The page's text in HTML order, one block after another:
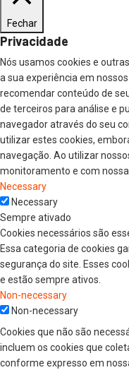
Fechar
Privacidade
Nós usamos cookies e
a sua experiência em
recomendar conteúdo de
de terceiros para análise e
navegador através do seu
utilizar estes cookies,
navegação. Ao utilizar
monitoramento e com
Necessary
Necessary
Sempre ativado
Cookies necessários são
Essa categoria de cookies
segurança do site. Esses
e estão sempre ativos.
Non-necessary
Non-necessary
Cookies que não são
incluem os cookies que
conforme expresso em